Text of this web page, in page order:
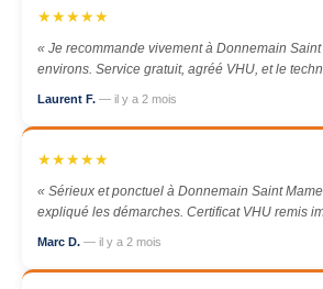
★★★★★
« Je recommande vivement à Donnemain
environs. Service gratuit, agréé VHU, et le
Laurent F. — il y a 2 mois
★★★★★
« Sérieux et ponctuel à Donnemain Saint
expliqué les démarches. Certificat VHU remis
Marc D. — il y a 2 mois